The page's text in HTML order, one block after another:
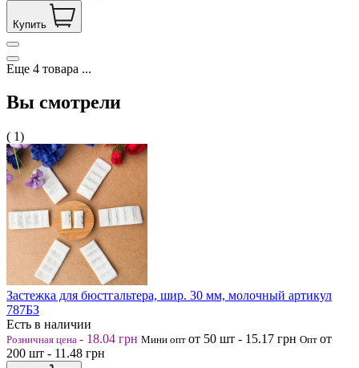
Купить
Еще 4 товара ...
Вы смотрели
( 1)
Застежка для бюстгальтера, шир. 30 мм, молочный артикул
787БЗ
Есть в наличии
Розничная цена - 18.04 грн Мини опт от 50 шт - 15.17 грн Опт от
200 шт - 11.48 грн